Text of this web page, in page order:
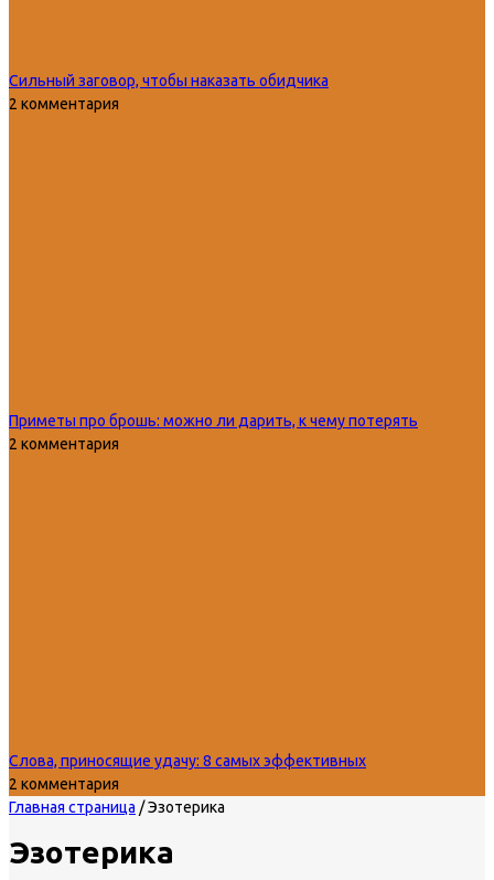
Сильный заговор, чтобы наказать обидчика
2 комментария
Приметы про брошь: можно ли дарить, к чему потерять
2 комментария
Слова, приносящие удачу: 8 самых эффективных
2 комментария
Главная страница /Эзотерика
Эзотерика